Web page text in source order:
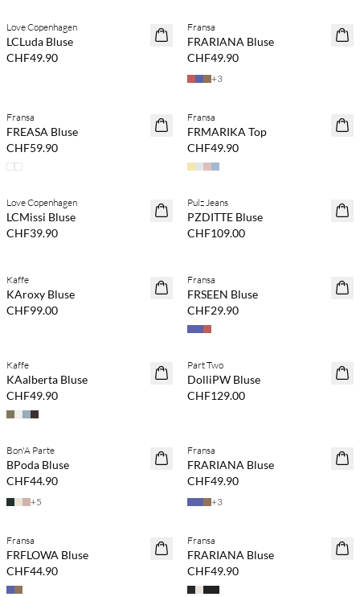
Love Copenhagen
LCLuda Bluse
CHF49.90
NEUHEITEN
Fransa
FRARIANA Bluse
CHF49.90
+3
NEUHEITEN
Fransa
FREASA Bluse
CHF59.90
Fransa
FRMARIKA Top
CHF49.90
Love Copenhagen
LCMissi Bluse
CHF39.90
NEUHEITEN
Kaufe mind. 2 & spare 20 %
Pulz Jeans
PZDITTE Bluse
CHF109.00
NEUHEITEN
Kaffe
KAroxy Bluse
CHF99.00
NEUHEITEN
Fransa
FRSEEN Bluse
CHF29.90
NEUHEITEN
Kaffe
KAalberta Bluse
CHF49.90
NEUHEITEN
Kaufe mind. 2 & spare 20 %
Part Two
DolliPW Bluse
CHF129.00
NEUHEITEN
Kaufe mind. 2 & spare 20 %
Bon'A Parte
BPoda Bluse
CHF44.90
+5
NEUHEITEN
Fransa
FRARIANA Bluse
CHF49.90
+3
NEUHEITEN
Fransa
FRFLOWA Bluse
CHF44.90
NEUHEITEN
Fransa
FRARIANA Bluse
CHF49.90